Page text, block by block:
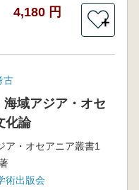
4,180 円
＋
古
域アジア・オセ
化論
ア・オセアニア叢書1
術出版会